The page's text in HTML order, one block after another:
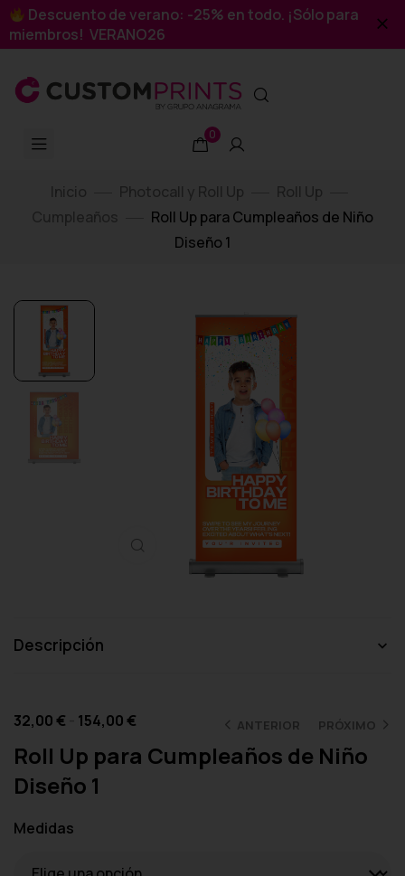
Descuento de verano: -25% en todo. ¡Sólo para
miembros! VERANO26
0
Inicio Photocall y Roll Up
Roll Up
Cumpleaños
Roll Up para Cumpleaños de Niño
Diseño 1
Haga clic para ampliar
Descripción
ANTERIOR PRÓXIMO
32,00€ 154,00€
Roll Up para Cumpleaños de Niño
Diseño 1
Medidas